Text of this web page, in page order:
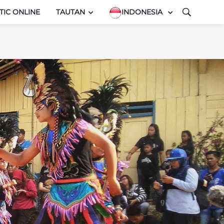
TIC ONLINE TAUTAN INDONESIA